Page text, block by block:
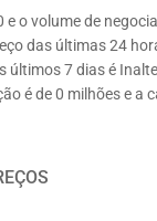
e o volume de
das últimas 24
últimos 7 dias é
é de 0 milhões e a